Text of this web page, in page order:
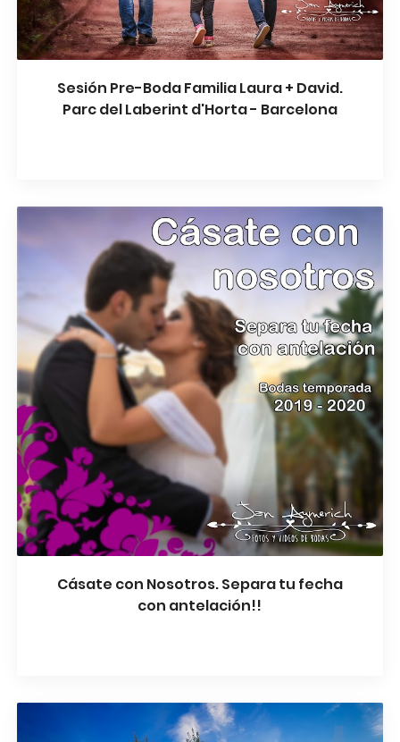
Sesión Pre-Boda Familia Laura + David.
Parc del Laberint d'Horta - Barcelona
Cásate con Nosotros. Separa tu fecha
con antelación!!